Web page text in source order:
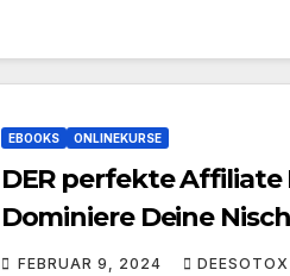
EBOOKS ONLINEKURSE
DER perfekte Affiliate
Dominiere Deine
FEBRUAR 9, 2024 DEESOTOX